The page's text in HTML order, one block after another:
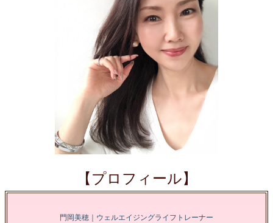
【プロフィール】
門岡美穂｜ウェルエイジングライフトレーナー